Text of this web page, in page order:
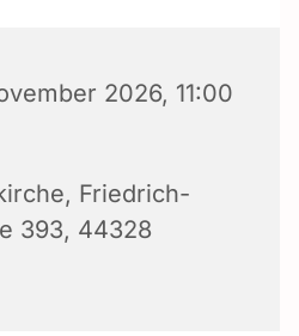
2026, 11:00
Friedrich-
393, 44328